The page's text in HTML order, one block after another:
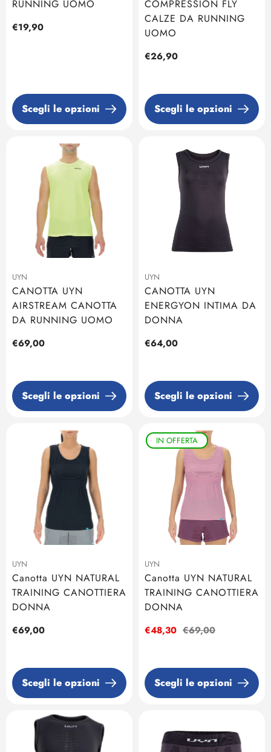
RUNNING UOMO
Prezzo
€19,90
Scegli le opzioni
COMPRESSION FLY
CALZE DA RUNNING
UOMO
Prezzo
€26,90
Scegli le opzioni
UYN
CANOTTA UYN
AIRSTREAM CANOTTA
DA RUNNING UOMO
Prezzo
€69,00
Scegli le opzioni
UYN
CANOTTA UYN
ENERGYON INTIMA DA
DONNA
Prezzo
€64,00
Scegli le opzioni
UYN
Canotta UYN NATURAL
TRAINING CANOTTIERA
DONNA
Prezzo
€69,00
Scegli le opzioni
IN OFFERTA
UYN
Canotta UYN NATURAL
TRAINING CANOTTIERA
DONNA
Prezzo
€48,30 Prezzo
€69,00
Scegli le opzioni